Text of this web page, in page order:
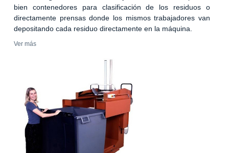
bien contenedores para clasificación de los residuos o
directamente prensas donde los mismos trabajadores van
depositando cada residuo directamente en la máquina.
Ver más